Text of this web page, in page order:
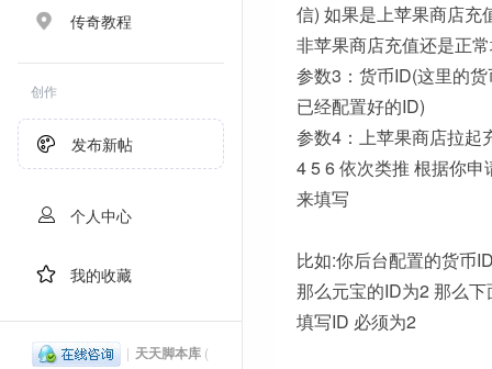
传奇教程
创作
发布新帖
个人中心
我的收藏
| 天天脚本库 (
信) 如果是上苹果商店充
非苹果商店充值还是正
参数3：货币ID(这里的
已经配置好的ID)
参数4：上苹果商店拉起
4 5 6 依次类推 根据你申
来填写
比如:你后台配置的货币
那么元宝的ID为2 那么
填写ID 必须为2